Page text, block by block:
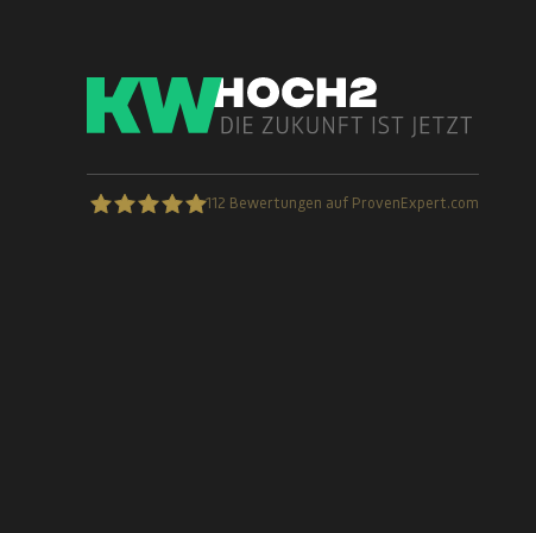
112 Bewertungen auf ProvenExpert.com